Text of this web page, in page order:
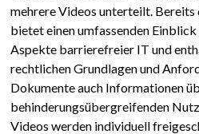
mehrere Videos unterteilt.
bietet einen umfassenden
Aspekte barrierefreier IT und
rechtlichen Grundlagen und
Dokumente auch Informationen
behinderungsübergreifenden
Videos werden individuell